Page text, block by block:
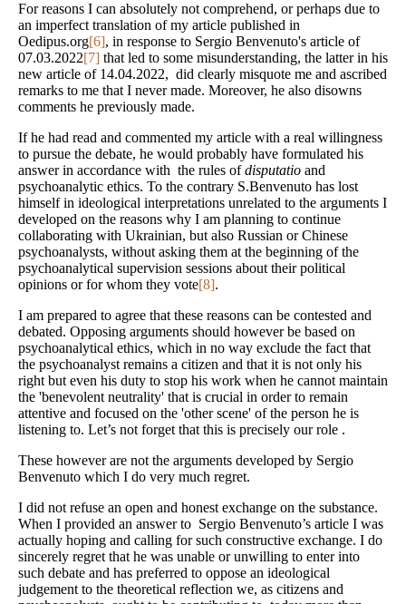
For reasons I can absolutely not comprehend, or perhaps due to
an imperfect translation of my article published in
Oedipus.org[6], in response to Sergio Benvenuto's article of
07.03.2022[7] that led to some misunderstanding, the latter in his
new article of 14.04.2022, did clearly misquote me and ascribed
remarks to me that I never made. Moreover, he also disowns
comments he previously made.
If he had read and commented my article with a real willingness
to pursue the debate, he would probably have formulated his
answer in accordance with the rules ofdisputatio and
psychoanalytic ethics. To the contrary S.Benvenuto has lost
himself in ideological interpretations unrelated to the arguments I
developed on the reasons why I am planning to continue
collaborating with Ukrainian, but also Russian or Chinese
psychoanalysts, without asking them at the beginning of the
psychoanalytical supervision sessions about their political
opinions or for whom they vote[8].
I am prepared to agree that these reasons can be contested and
debated. Opposing arguments should however be based on
psychoanalytical ethics, which in no way exclude the fact that
the psychoanalyst remains a citizen and that it is not only his
right but even his duty to stop his work when he cannot maintain
the 'benevolent neutrality' that is crucial in order to remain
attentive and focused on the 'other scene' of the person he is
listening to. Let’s not forget that this is precisely our role .
These however are not the arguments developed by Sergio
Benvenuto which I do very much regret.
I did not refuse an open and honest exchange on the substance.
When I provided an answer to Sergio Benvenuto’s article I was
actually hoping and calling for such constructive exchange. I do
sincerely regret that he was unable or unwilling to enter into
such debate and has preferred to oppose an ideological
judgement to the theoretical reflection we, as citizens and